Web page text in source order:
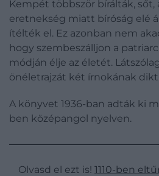
Kempét többször bírálták, sőt,
eretnekség miatt bíróság elé
ítélték el. Ez azonban nem
hogy szembeszálljon a
módján élje az életét.
önéletrajzát két írnokának
A könyvet 1936-ban adták ki
ben középangol nyelven.
Olvasd el ezt is! 1110-ben